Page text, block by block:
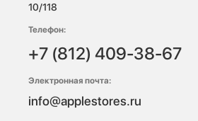
10/118
Телефон:
+7 (812) 409-38-67
Электронная почта:
info@applestores.ru